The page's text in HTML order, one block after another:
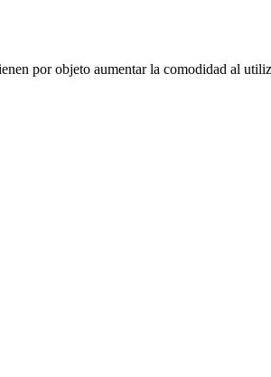
por objeto aumentar la comodidad al